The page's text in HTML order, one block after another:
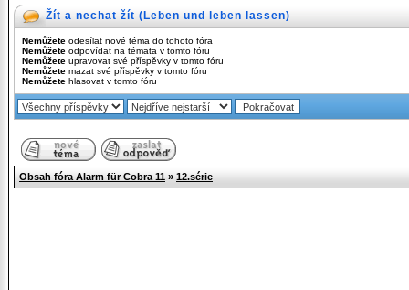
Žít a nechat žít (Leben und leben lassen)
Nemůžete odesílat nové téma do tohoto fóra
Nemůžete odpovídat na témata v tomto fóru
Nemůžete upravovat své příspěvky v tomto fóru
Nemůžete mazat své příspěvky v tomto fóru
Nemůžete hlasovat v tomto fóru
Obsah fóra Alarm für Cobra 11 » 12.série